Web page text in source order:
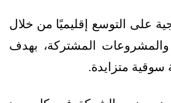
على التوسع إقليميًا من خلال
المشتركة، بهدف
متزايدة.